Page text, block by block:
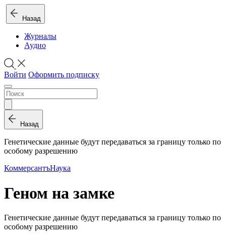
Назад
Журналы
Аудио
Войти Оформить подписку
Назад
Генетические данные будут передаваться за границу только по
особому разрешению
КоммерсантъНаука
Геном на замке
Генетические данные будут передаваться за границу только по
особому разрешению